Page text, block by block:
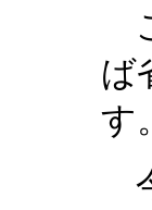
ば
す。